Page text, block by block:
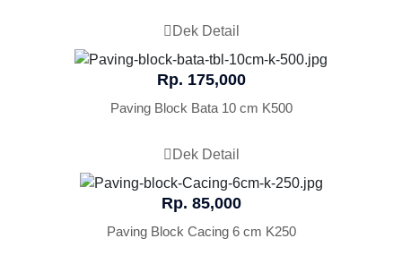
Dek Detail
Rp. 175,000
Paving Block Bata 10 cm K500
Dek Detail
Rp. 85,000
Paving Block Cacing 6 cm K250